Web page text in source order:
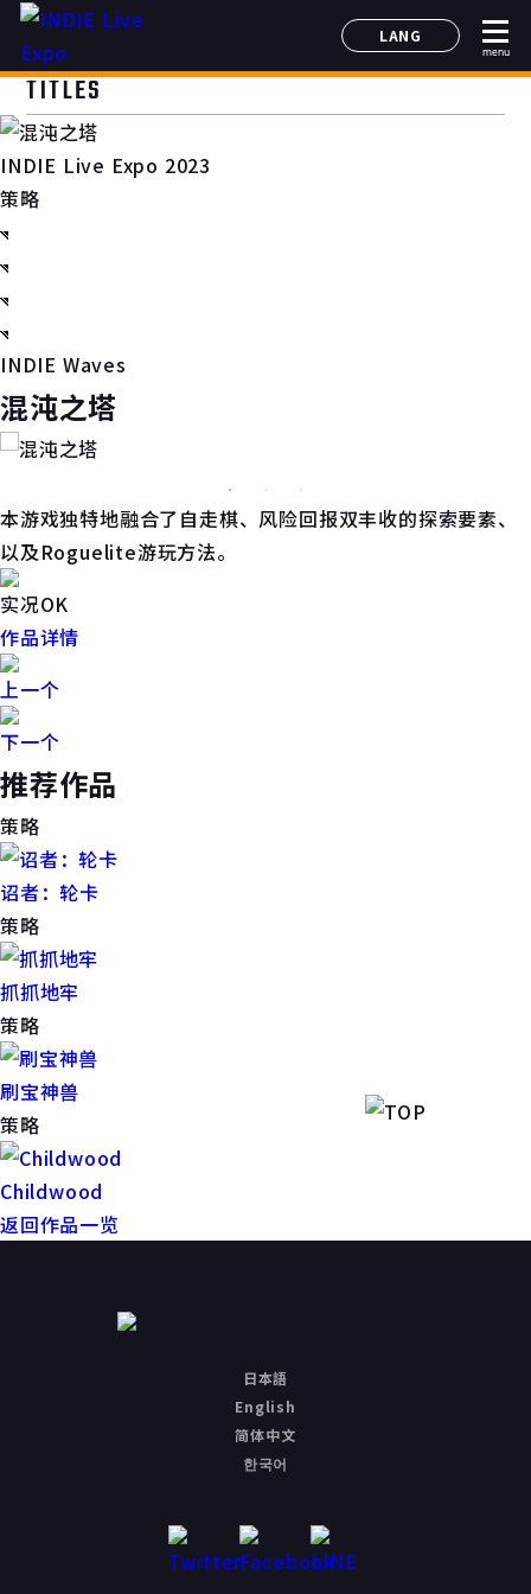
LANG
日本語
menu
TITLES
INDIE Live Expo 2023
策略
INDIE Waves
混沌之塔
本游戏独特地融合了自走棋、风险回报双丰收的探索要素、
以及Roguelite游玩方法。
实况OK
作品详情
上一个
下一个
推荐作品
策略
诏者：轮卡
策略
抓抓地牢
策略
刷宝神兽
策略
Childwood
返回作品一览
日本語
English
简体中文
한국어